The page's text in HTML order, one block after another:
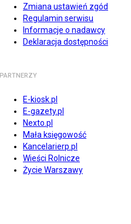
Zmiana ustawień zgód
Regulamin serwisu
Informacje o nadawcy
Deklaracja dostępności
PARTNERZY
E-kiosk.pl
E-gazety.pl
Nexto.pl
Mała księgowość
Kancelarierp.pl
Wieści Rolnicze
Życie Warszawy